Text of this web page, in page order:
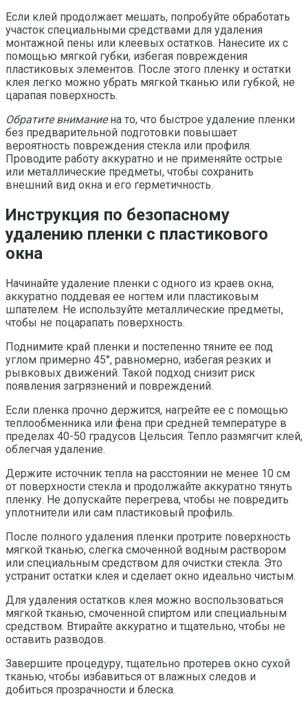
Если клей продолжает мешать, попробуйте обработать
участок специальными средствами для удаления
монтажной пены или клеевых остатков. Нанесите их с
помощью мягкой губки, избегая повреждения
пластиковых элементов. После этого пленку и остатки
клея легко можно убрать мягкой тканью или губкой, не
царапая поверхность.
Обратите вниманиена то, что быстрое удаление пленки
без предварительной подготовки повышает
вероятность повреждения стекла или профиля.
Проводите работу аккуратно и не применяйте острые
или металлические предметы, чтобы сохранить
внешний вид окна и его герметичность.
Инструкция по безопасному
удалению пленки с пластикового
окна
Начинайте удаление пленки с одного из краев окна,
аккуратно поддевая ее ногтем или пластиковым
шпателем. Не используйте металлические предметы,
чтобы не поцарапать поверхность.
Поднимите край пленки и постепенно тяните ее под
углом примерно 45°, равномерно, избегая резких и
рывковых движений. Такой подход снизит риск
появления загрязнений и повреждений.
Если пленка прочно держится, нагрейте ее с помощью
теплообменника или фена при средней температуре в
пределах 40-50 градусов Цельсия. Тепло размягчит клей,
облегчая удаление.
Держите источник тепла на расстоянии не менее 10 см
от поверхности стекла и продолжайте аккуратно тянуть
пленку. Не допускайте перегрева, чтобы не повредить
уплотнители или сам пластиковый профиль.
После полного удаления пленки протрите поверхность
мягкой тканью, слегка смоченной водным раствором
или специальным средством для очистки стекла. Это
устранит остатки клея и сделает окно идеально чистым.
Для удаления остатков клея можно воспользоваться
мягкой тканью, смоченной спиртом или специальным
средством. Втирайте аккуратно и тщательно, чтобы не
оставить разводов.
Завершите процедуру, тщательно протерев окно сухой
тканью, чтобы избавиться от влажных следов и
добиться прозрачности и блеска.